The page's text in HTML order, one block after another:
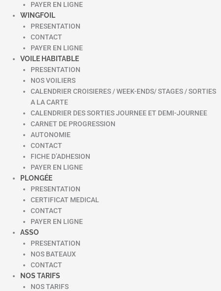
PAYER EN LIGNE
WINGFOIL
PRESENTATION
CONTACT
PAYER EN LIGNE
VOILE HABITABLE
PRESENTATION
NOS VOILIERS
CALENDRIER CROISIERES / WEEK-ENDS/ STAGES / SORTIES
A LA CARTE
CALENDRIER DES SORTIES JOURNEE ET DEMI-JOURNEE
CARNET DE PROGRESSION
AUTONOMIE
CONTACT
FICHE D’ADHESION
PAYER EN LIGNE
PLONGÉE
PRESENTATION
CERTIFICAT MEDICAL
CONTACT
PAYER EN LIGNE
ASSO
PRESENTATION
NOS BATEAUX
CONTACT
NOS TARIFS
NOS TARIFS